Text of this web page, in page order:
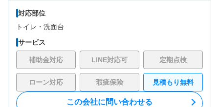
対応部位
トイレ・ 洗面台
サービス
補助金対応 LINE対応可 定期点検
ローン対応 瑕疵保険 見積もり無料
この会社に問い合わせる